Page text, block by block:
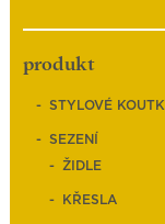
produkt
STYLOVÉ
SEZENÍ
ŽIDLE
KŘESLA